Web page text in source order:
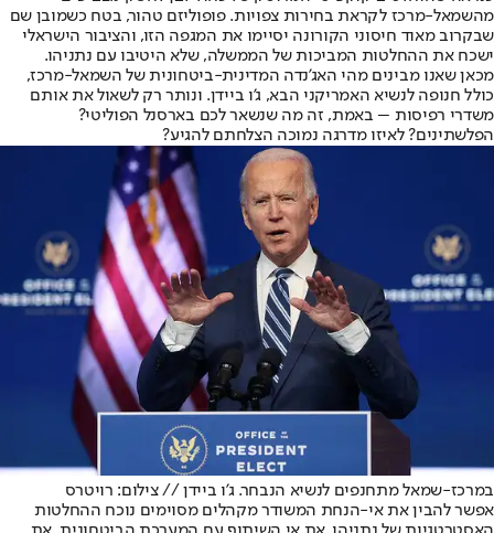
מהשמאל-מרכז לקראת בחירות צפויות. פופוליזם טהור, בטח כשמובן שם
שבקרוב מאוד חיסוני הקורונה יסיימו את המגפה הזו, והציבור הישראלי
ישכח את ההחלטות המביכות של הממשלה, שלא היטיבו עם נתניהו.
מכאן שאנו מבינים מהי האג'נדה המדינית-ביטחונית של השמאל-מרכז,
כולל חנופה לנשיא האמריקני הבא, ג'ו ביידן. ונותר רק לשאול את אותם
משדרי רפיסות – באמת, זה מה שנשאר לכם בארסנל הפוליטי?
הפלשתינים? לאיזו מדרגה נמוכה הצלחתם להגיע?
במרכז-שמאל מתחנפים לנשיא הנבחר. ג'ו ביידן // צילום: רויטרס
אפשר להבין את אי-הנחת המשודר מקהלים מסוימים נוכח ההחלטות